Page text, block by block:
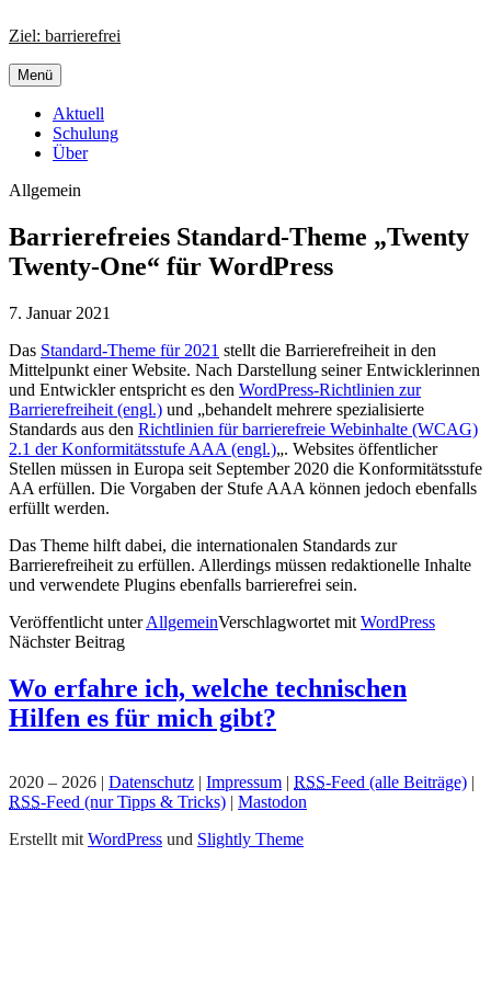
Inhalt
Ziel: barrierefrei
Menü
Aktuell
Schulung
Über
Allgemein
Barrierefreies Standard-Theme „Twenty
Twenty-One“ für WordPress
7. Januar 2021
Das Standard-Theme für 2021 stellt die Barrierefreiheit in den
Mittelpunkt einer Website. Nach Darstellung seiner Entwicklerinnen
und Entwickler entspricht es den WordPress-Richtlinien zur
Barrierefreiheit (engl.) und „behandelt mehrere spezialisierte
Standards aus den Richtlinien für barrierefreie Webinhalte (WCAG)
2.1 der Konformitätsstufe AAA (engl.)„. Websites öffentlicher
Stellen müssen in Europa seit September 2020 die Konformitätsstufe
AA erfüllen. Die Vorgaben der Stufe AAA können jedoch ebenfalls
erfüllt werden.
Das Theme hilft dabei, die internationalen Standards zur
Barrierefreiheit zu erfüllen. Allerdings müssen redaktionelle Inhalte
und verwendete Plugins ebenfalls barrierefrei sein.
Veröffentlicht unterAllgemeinVerschlagwortet mit WordPress
Nächster Beitrag
Wo erfahre ich, welche technischen
Hilfen es für mich gibt?
2020 – 2026 | Datenschutz | Impressum | RSS-Feed (alle Beiträge) |
RSS-Feed (nur Tipps & Tricks) | Mastodon
Erstellt mit WordPress und Slightly Theme